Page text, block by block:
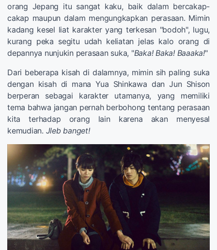
orang Jepang itu sangat kaku, baik dalam bercakap-
cakap maupun dalam mengungkapkan perasaan. Mimin
kadang kesel liat karakter yang terkesan "bodoh", lugu,
kurang peka segitu udah keliatan jelas kalo orang di
depannya nunjukin perasaan suka, "Baka! Baka! Baaaka!"
Dari beberapa kisah di dalamnya, mimin sih paling suka
dengan kisah di mana Yua Shinkawa dan Jun Shison
berperan sebagai karakter utamanya, yang memiliki
tema bahwa jangan pernah berbohong tentang perasaan
kita terhadap orang lain karena akan menyesal
kemudian. Jleb banget!